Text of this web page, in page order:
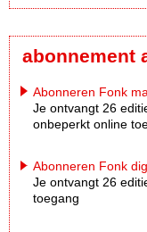
abonnement
Abonneren Fonk
Je ontvangt 26
onbeperkt online
Abonneren Fonk
Je ontvangt 26
toegang